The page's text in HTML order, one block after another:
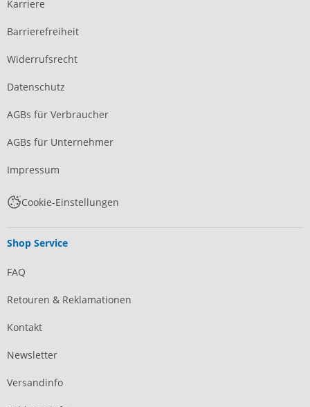
Karriere
Barrierefreiheit
Widerrufsrecht
Datenschutz
AGBs für Verbraucher
AGBs für Unternehmer
Impressum
Cookie-Einstellungen
Shop Service
FAQ
Retouren & Reklamationen
Kontakt
Newsletter
Versandinfo